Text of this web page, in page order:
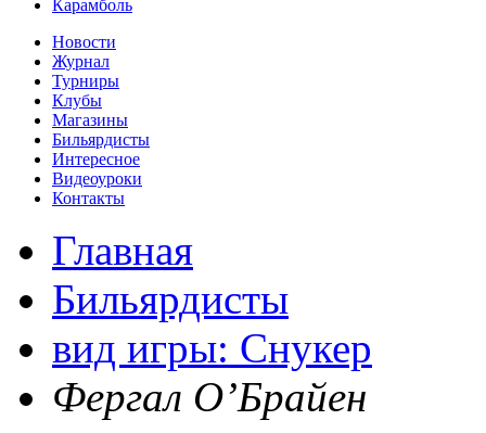
Карамболь
Новости
Журнал
Турниры
Клубы
Магазины
Бильярдисты
Интересное
Видеоуроки
Контакты
Главная
Бильярдисты
вид игры: Снукер
Фергал О’Брайен